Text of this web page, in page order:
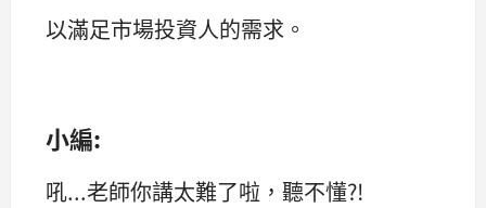
以滿足市場投資人的需求。
小編:
吼...老師你講太難了啦，聽不懂?!